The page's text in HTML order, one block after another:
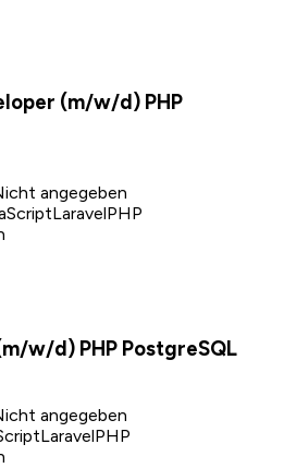
(m/w/d) PHP
angegeben
LaravelPHP
w/d) PHP PostgreSQL
angegeben
LaravelPHP